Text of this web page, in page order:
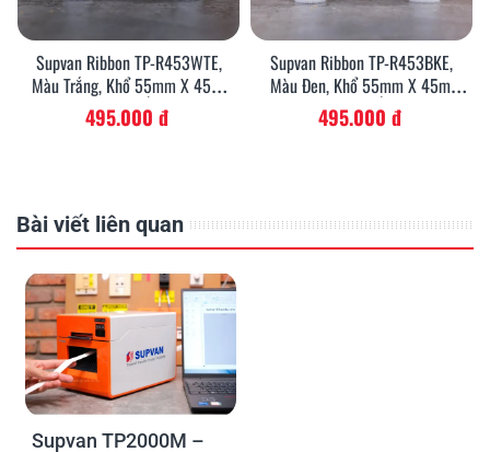
Supvan Ribbon TP-R453WTE,
Màu Trắng, Khổ 55mm X 45m,
Mực Cho Máy In Ống Co Nhiệt
Supvan TP2000M
495.000 đ
Supvan Ribbon TP-R453BKE,
Màu Đen, Khổ 55mm X 45m,
Mực Cho Máy In Ống Co Nhiệt
Supvan TP2000M
495.000 đ
Bài viết liên quan
Supvan TP2000M –